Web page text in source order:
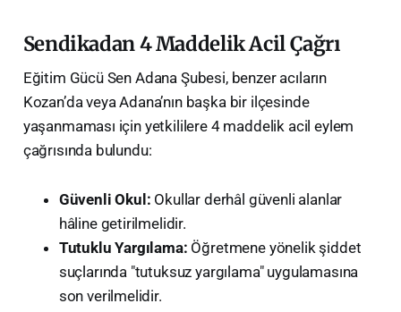
​Sendikadan 4 Maddelik Acil Çağrı
​Eğitim Gücü Sen Adana Şubesi, benzer acıların
Kozan’da veya Adana’nın başka bir ilçesinde
yaşanmaması için yetkililere 4 maddelik acil eylem
çağrısında bulundu:
Güvenli Okul: Okullar derhâl güvenli alanlar
hâline getirilmelidir.
Tutuklu Yargılama: Öğretmene yönelik şiddet
suçlarında "tutuksuz yargılama" uygulamasına
son verilmelidir.